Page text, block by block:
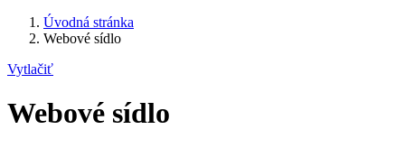
Úvodná stránka
Webové sídlo
Vytlačiť
Webové sídlo